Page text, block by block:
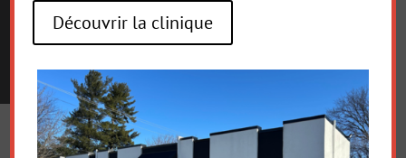
L’AUDIOPROTHÉSI
STE
Découvrir la clinique